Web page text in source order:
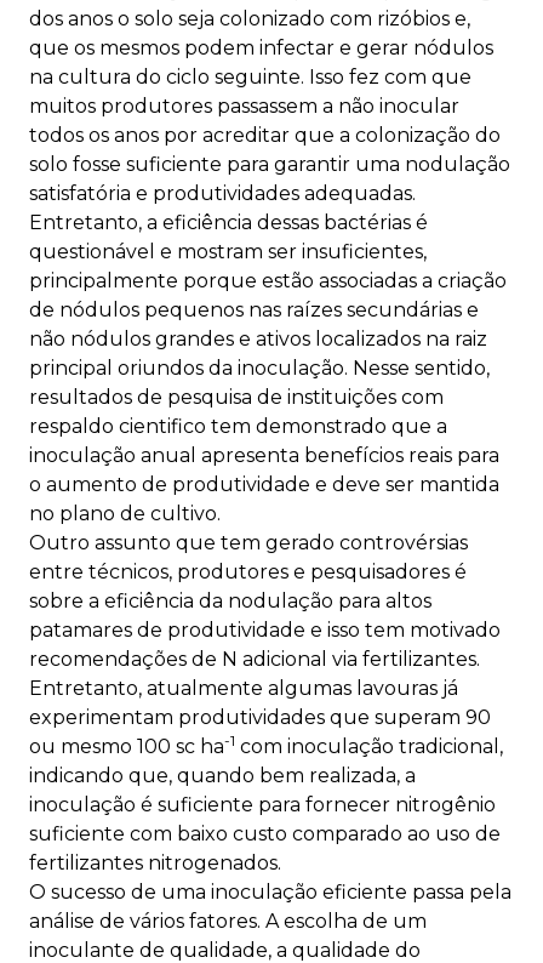
dos anos o solo seja colonizado com rizóbios e,
que os mesmos podem infectar e gerar nódulos
na cultura do ciclo seguinte. Isso fez com que
muitos produtores passassem a não inocular
todos os anos por acreditar que a colonização do
solo fosse suficiente para garantir uma nodulação
satisfatória e produtividades adequadas.
Entretanto, a eficiência dessas bactérias é
questionável e mostram ser insuficientes,
principalmente porque estão associadas a criação
de nódulos pequenos nas raízes secundárias e
não nódulos grandes e ativos localizados na raiz
principal oriundos da inoculação. Nesse sentido,
resultados de pesquisa de instituições com
respaldo cientifico tem demonstrado que a
inoculação anual apresenta benefícios reais para
o aumento de produtividade e deve ser mantida
no plano de cultivo.
Outro assunto que tem gerado controvérsias
entre técnicos, produtores e pesquisadores é
sobre a eficiência da nodulação para altos
patamares de produtividade e isso tem motivado
recomendações de N adicional via fertilizantes.
Entretanto, atualmente algumas lavouras já
experimentam produtividades que superam 90
ou mesmo 100 sc ha-1 com inoculação tradicional,
indicando que, quando bem realizada, a
inoculação é suficiente para fornecer nitrogênio
suficiente com baixo custo comparado ao uso de
fertilizantes nitrogenados.
O sucesso de uma inoculação eficiente passa pela
análise de vários fatores. A escolha de um
inoculante de qualidade, a qualidade do